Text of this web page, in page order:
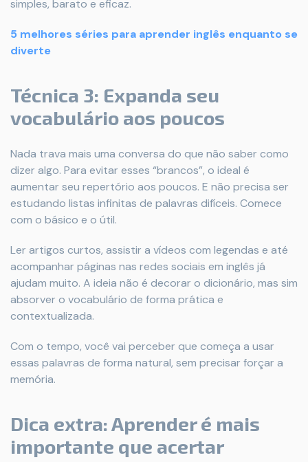
simples, barato e eficaz.
5 melhores séries para aprender inglês enquanto se
diverte
Técnica 3: Expanda seu
vocabulário aos poucos
Nada trava mais uma conversa do que não saber como
dizer algo. Para evitar esses “brancos”, o ideal é
aumentar seu repertório aos poucos. E não precisa ser
estudando listas infinitas de palavras difíceis. Comece
com o básico e o útil.
Ler artigos curtos, assistir a vídeos com legendas e até
acompanhar páginas nas redes sociais em inglês já
ajudam muito. A ideia não é decorar o dicionário, mas sim
absorver o vocabulário de forma prática e
contextualizada.
Com o tempo, você vai perceber que começa a usar
essas palavras de forma natural, sem precisar forçar a
memória.
Dica extra: Aprender é mais
importante que acertar